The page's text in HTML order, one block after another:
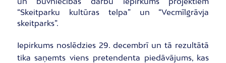
“Skeitparku kultūras telpa” un “Vecmīlgrāvja
skeitparks”.
Iepirkums noslēdzies 29. decembrī un tā rezultātā
tika saņemts viens pretendenta piedāvājums, kas